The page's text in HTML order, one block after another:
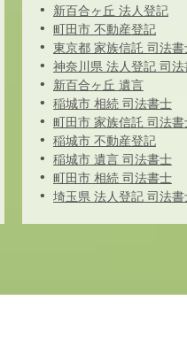
新百合ヶ丘 法人登記
町田市 不動産登記
東京都 家族信託 司法書
神奈川県 法人登記 司法
新百合ヶ丘 遺言
稲城市 相続 司法書士
町田市 家族信託 司法書
稲城市 不動産登記
稲城市 遺言 司法書士
町田市 相続 司法書士
埼玉県 法人登記 司法書